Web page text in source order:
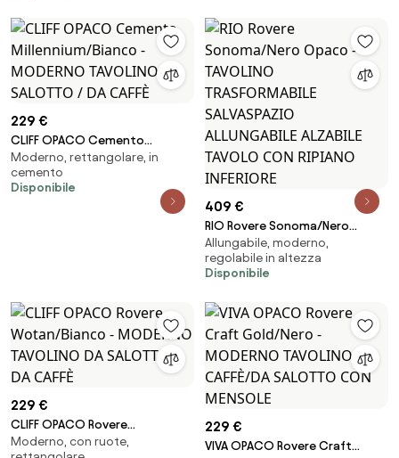
229 €
CLIFF OPACO Cemento
Millennium/Bianco - MODERNO
TAVOLINO DA SALOTTO / DA
CAFFÈ
Moderno, rettangolare, in
cemento
Disponibile
409 €
RIO Rovere Sonoma/Nero
Opaco - TAVOLINO
TRASFORMABILE SALVASPAZIO
ALLUNGABILE ALZABILE TAVOLO
Allungabile, moderno,
regolabile in altezza
Disponibile
229 €
CLIFF OPACO Rovere
Wotan/Bianco - MODERNO
Moderno, con ruote,
229 €
VIVA OPACO Rovere Craft